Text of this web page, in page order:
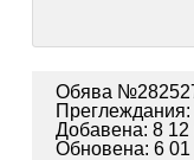
Обява
Преглеждания:
Добавена: 8 12
Обновена: 6 01